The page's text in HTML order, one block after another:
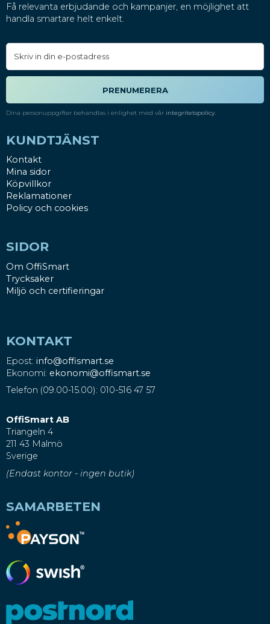
Få relevanta erbjudande och kampanjer, en möjlighet att
handla smartare helt enkelt.
PRENUMERERA
Dina personuppgifter behandlas i enlighet med vår integritetspolicy.
KUNDTJÄNST
Kontakt
Mina sidor
Köpvillkor
Reklamationer
Policy och cookies
SIDOR
Om OffiSmart
Trycksaker
Miljö och certifieringar
KONTAKT
Epost: info@offismart.se
Ekonomi: ekonomi@offismart.se
Telefon (09.00-15.00): 010-516 47 57
OffiSmart AB
Triangeln 4
211 43 Malmö
Sverige
(Endast kontor - ingen butik)
SAMARBETEN